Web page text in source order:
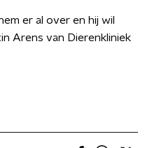
er al over en hij wil
Arens van Dierenkliniek